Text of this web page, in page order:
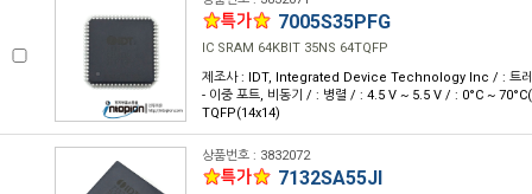
7005S35PFG
IC SRAM 64KBIT 35NS 64TQFP
제조사 : IDT, Integrated Device Technology Inc / : 트
- 이중 포트, 비동기 / : 병렬 / : 4.5 V ~ 5.5 V / : 0°C ~
TQFP(14x14)
상품번호 : 3832072
7132SA55JI